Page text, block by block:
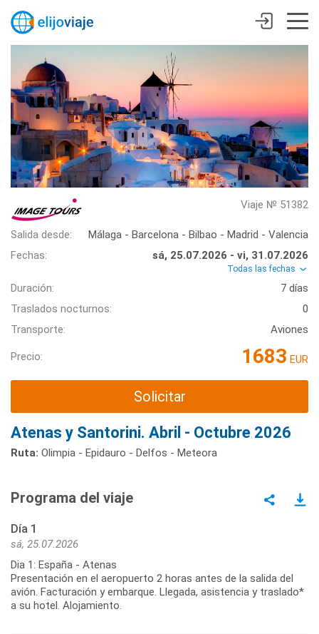
Viaje № 51382
Salida desde:
Málaga - Barcelona - Bilbao - Madrid - Valencia
Fechas:
sá, 25.07.2026 - vi, 31.07.2026
Todas las fechas
Duración:
7 días
Traslados nocturnos:
0
Transporte:
Aviones
Precio: 1683 EUR
Solicitar
Atenas y Santorini. Abril - Octubre 2026
Ruta: Olimpia - Epidauro - Delfos - Meteora
Programa del viaje
Día 1
sá, 25.07.2026
Dia 1: España - Atenas
Presentación en el aeropuerto 2 horas antes de la salida del
avión. Facturación y embarque. Llegada, asistencia y traslado*
a su hotel. Alojamiento.